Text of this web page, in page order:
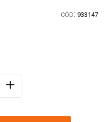
: 933147
＋